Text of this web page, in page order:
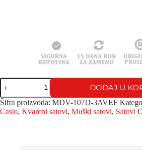
DODAJ U
Šifra proizvoda: MDV-107D-3AVEF
Casio, Kvarcni satovi, Muški satovi, Satovi